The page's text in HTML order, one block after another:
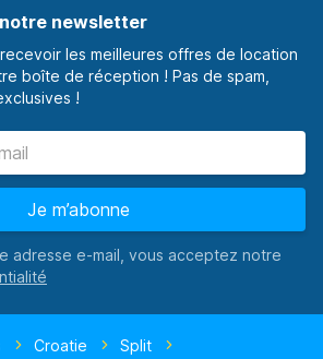
newsletter
les meilleures offres de location
boîte de réception ! Pas de spam,
!
Je m’abonne
adresse e-mail, vous acceptez notre
Croatie
Split